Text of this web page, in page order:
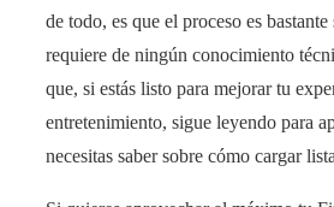
de todo, es que el proceso es
requiere de ningún conocimiento
que, si estás listo para mejorar tu
entretenimiento, sigue leyendo para
necesitas saber sobre cómo cargar